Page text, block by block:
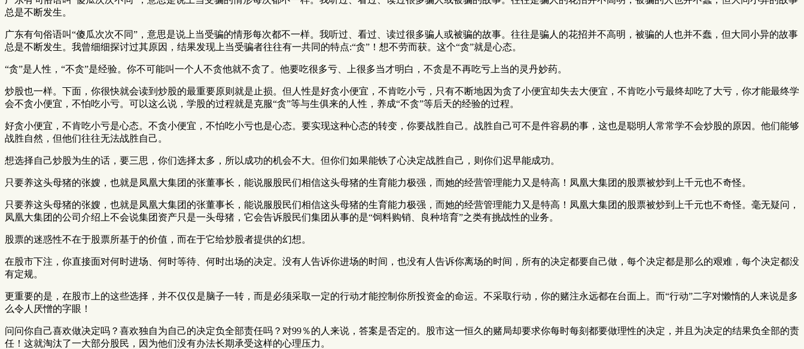
总是不断发生。
广东有句俗语叫“傻瓜次次不同”，意思是说上当受骗的情形每次都不一样。我听过、看过、读过很多骗人或被骗的故事。往往是骗人的花招并不高明，被骗的人也并不蠢，但大同小异的故事
总是不断发生。我曾细细探讨过其原因，结果发现上当受骗者往往有一共同的特点:“贪”！想不劳而获。这个“贪”就是心态。
“贪”是人性，“不贪”是经验。你不可能叫一个人不贪他就不贪了。他要吃很多亏、上很多当才明白，不贪是不再吃亏上当的灵丹妙药。
炒股也一样。下面，你很快就会读到炒股的最重要原则就是止损。但人性是好贪小便宜，不肯吃小亏，只有不断地因为贪了小便宜却失去大便宜，不肯吃小亏最终却吃了大亏，你才能最终学
会不贪小便宜，不怕吃小亏。可以这么说，学股的过程就是克服“贪”等与生俱来的人性，养成“不贪”等后天的经验的过程。
好贪小便宜，不肯吃小亏是心态。不贪小便宜，不怕吃小亏也是心态。要实现这种心态的转变，你要战胜自己。战胜自己可不是件容易的事，这也是聪明人常常学不会炒股的原因。他们能够
战胜自然，但他们往往无法战胜自己。
想选择自己炒股为生的话，要三思，你们选择太多，所以成功的机会不大。但你们如果能铁了心决定战胜自己，则你们迟早能成功。
只要养这头母猪的张嫂，也就是凤凰大集团的张董事长，能说服股民们相信这头母猪的生育能力极强，而她的经营管理能力又是特高！凤凰大集团的股票被炒到上千元也不奇怪。
只要养这头母猪的张嫂，也就是凤凰大集团的张董事长，能说服股民们相信这头母猪的生育能力极强，而她的经营管理能力又是特高！凤凰大集团的股票被炒到上千元也不奇怪。毫无疑问，
凤凰大集团的公司介绍上不会说集团资产只是一头母猪，它会告诉股民们集团从事的是“饲料购销、良种培育”之类有挑战性的业务。
股票的迷惑性不在于股票所基于的价值，而在于它给炒股者提供的幻想。
在股市下注，你直接面对何时进场、何时等待、何时出场的决定。没有人告诉你进场的时间，也没有人告诉你离场的时间，所有的决定都要自己做，每个决定都是那么的艰难，每个决定都没
有定规。
更重要的是，在股市上的这些选择，并不仅仅是脑子一转，而是必须采取一定的行动才能控制你所投资金的命运。不采取行动，你的赌注永远都在台面上。而“行动”二字对懒惰的人来说是多
么令人厌憎的字眼！
问问你自己喜欢做决定吗？喜欢独自为自己的决定负全部责任吗？对99％的人来说，答案是否定的。股市这一恒久的赌局却要求你每时每刻都要做理性的决定，并且为决定的结果负全部的责
任！这就淘汰了一大部分股民，因为他们没有办法长期承受这样的心理压力。